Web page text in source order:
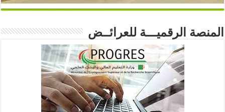
المنصة الرقميـــة للعرائــض